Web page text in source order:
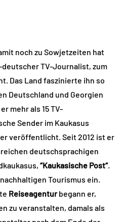
noch zu Sowjetzeiten hat
deutscher TV-Journalist, zum
Das Land faszinierte ihn so
Deutschland und Georgien
mehr als 15 TV-
Sender im Kaukasus
veröffentlicht. Seit 2012 ist er
deutschsprachigen
“Kaukasische Post“.
Tourismus ein.
Reiseagenturbegann er,
zu veranstalten, damals als